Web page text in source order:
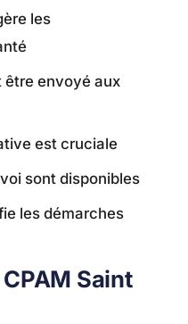
les
être envoyé aux
est cruciale
sont disponibles
les démarches
Saint